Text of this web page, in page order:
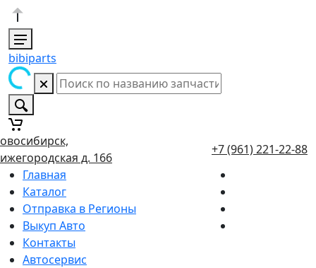
bibiparts
д. 166
+7 (961) 221-22-88
Главная
Каталог
Отправка в Регионы
Выкуп Авто
Контакты
Автосервис